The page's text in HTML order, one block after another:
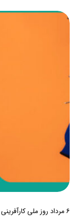
۶ مرداد روز ملی کارآفرینی و آموزش‌های فنی و حرفه‌ای گرامی باد